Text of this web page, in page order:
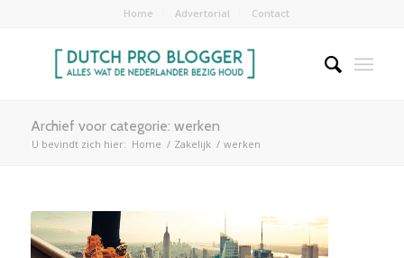
Home Advertorial Contact
Archief voor categorie: werken
U bevindt zich hier: Home / Zakelijk / werken